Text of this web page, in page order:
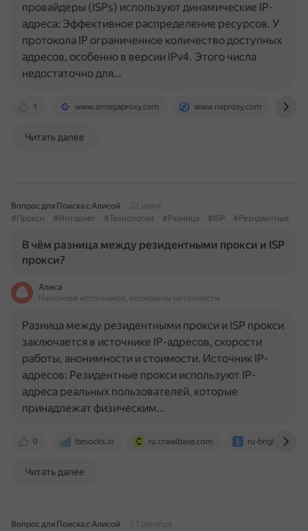
1 www.omegaproxy.com www.naproxy.com
провайдеры (ISPs) используют динамические IP-
адреса: Эффективное распределение ресурсов. У
протокола IP ограниченное количество доступных
адресов, особенно в версии IPv4. Этого числа
недостаточно для…
Читать далее
Вопрос для Поиска с Алисой
22 июня
#Прокси
#Интернет #Технологии #Разница #ISP #Резидентные
В чём разница между резидентными прокси и ISP
прокси?
Алиса
На основе источников, возможны неточности
0 ltesocks.io ru.crawlbase.com ru-
Разница между резидентными прокси и ISP прокси
заключается в источнике IP-адресов, скорости
работы, анонимности и стоимости. Источник IP-
адресов: Резидентные прокси используют IP-
адреса реальных пользователей, которые
принадлежат физическим…
Читать далее
Вопрос для Поиска с Алисой
11 декабря